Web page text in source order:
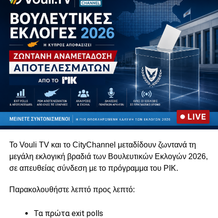
ψηφιακές πλατφόρμες της Unitrust Media.
Το Vouli TV και το CityChannel μεταδίδουν ζωντανά τη
μεγάλη εκλογική βραδιά των Βουλευτικών Εκλογών 2026,
σε απευθείας σύνδεση με το πρόγραμμα του ΡΙΚ.
Παρακολουθήστε λεπτό προς λεπτό:
Τα πρώτα exit polls